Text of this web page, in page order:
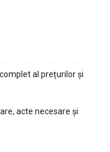
al prețurilor și
acte necesare și